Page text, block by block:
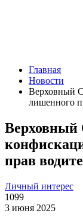
Главная
Новости
Верховный
лишенного
Верховный
прав
Личный интерес
1099
3 июня 2025